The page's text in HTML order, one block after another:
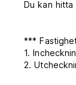
Du kan
***
1.
2.